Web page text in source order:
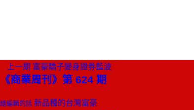
上一期 富豪驕子變身證券藍波
《商業周刊》第 624 期
總編輯的話 新品種的台灣富豪